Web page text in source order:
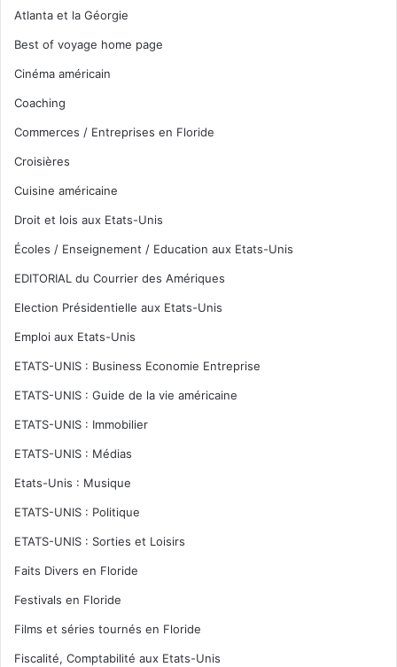
Atlanta et la Géorgie
Best of voyage home page
Cinéma américain
Coaching
Commerces / Entreprises en Floride
Croisières
Cuisine américaine
Droit et lois aux Etats-Unis
Écoles / Enseignement / Education aux Etats-Unis
EDITORIAL du Courrier des Amériques
Election Présidentielle aux Etats-Unis
Emploi aux Etats-Unis
ETATS-UNIS : Business Economie Entreprise
ETATS-UNIS : Guide de la vie américaine
ETATS-UNIS : Immobilier
ETATS-UNIS : Médias
Etats-Unis : Musique
ETATS-UNIS : Politique
ETATS-UNIS : Sorties et Loisirs
Faits Divers en Floride
Festivals en Floride
Films et séries tournés en Floride
Fiscalité, Comptabilité aux Etats-Unis